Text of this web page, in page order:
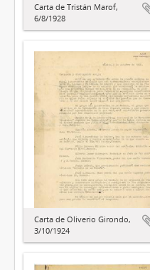
Carta de Tristán Marof,
6/8/1928
Carta de Oliverio Girondo,
3/10/1924